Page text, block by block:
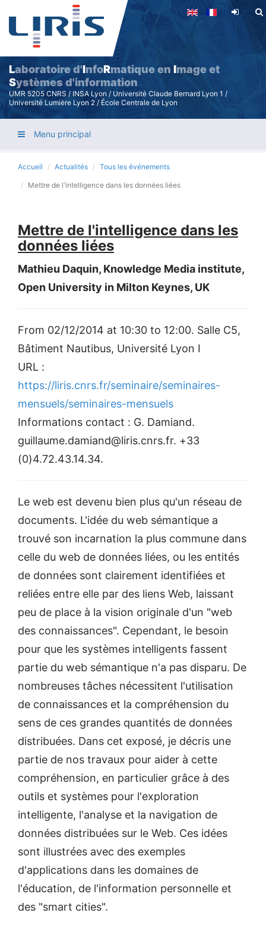
Aller
contenu
principal
Laboratoire d'InfoRmatique en Image et
Systèmes d'information
UMR 5205 CNRS / INSA Lyon / Université Claude Bernard Lyon 1 /
Université Lumière Lyon 2 / École Centrale de Lyon
Menu principal
Accueil Actualités Tous les événements
Mettre de l'intelligence dans les données liées
Mettre de l'intelligence dans les
données liées
Mathieu Daquin, Knowledge Media institute,
Open University in Milton Keynes, UK
From 02/12/2014 at 10:30 to 12:00. Salle C5,
Bâtiment Nautibus, Université Lyon I
URL :
https://liris.cnrs.fr/seminaire/seminaires-
mensuels/seminaires-mensuels
Informations contact : G. Damiand.
guillaume.damiand@liris.cnrs.fr. +33
(0)4.72.43.14.34.
Le web est devenu bien plus qu'un réseau de
documents. L'idée du web sémantique a
trouvé son incarnation la plus commune dans
celle du web de données liées, ou les entités
de données sont clairement identifiées et
reliées entre elle par des liens Web, laissant
peu de place à la vision originale d'un "web
des connaissances". Cependant, le besoin
pour que les systèmes intelligents fassent
partie du web sémantique n'a pas disparu. De
nombreuses tâches nécessitent l'utilisation
de connaissances et la compréhension du
sens de ces grandes quantités de données
distribuées. Dans cet exposé, je décris une
partie de nos travaux pour aider à cette
compréhension, en particulier grâce à des
outils et systèmes pour l'exploration
intelligente, l'analyse et la navigation de
données distribuées sur le Web. Ces idées
sont illustrées avec des exemples
d'applications dans les domaines de
l'éducation, de l'information personnelle et
des "smart cities".